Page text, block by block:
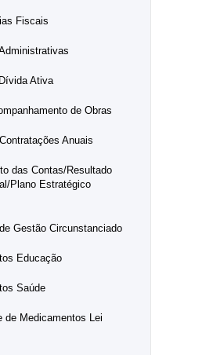
Fiscais
Ativa
de Obras
Anuais
das Contas/Resultado
Plano Estratégico
Gestão Circunstanciado
Educação
Saúde
de Medicamentos Lei